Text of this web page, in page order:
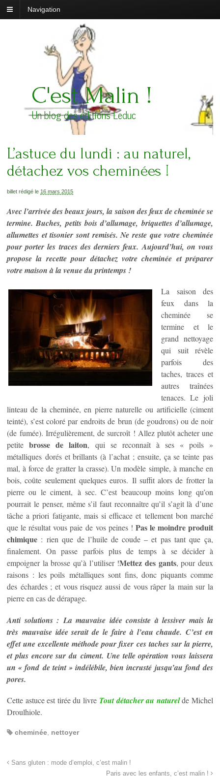
Navigation
C'est Malin !
Un blog des éditions Leduc
L’astuce du lundi : au naturel,
détachez vos cheminées !
billet rédigé le 16 mars 2015
Avec l’arrivée des beaux jours, la saison des feux de cheminée se
termine. Buches, petits bois d’allumage, briquettes d’allumage,
allumettes et tisonier sont remisés. Ne reste que votre cheminée
pour porter les traces des derniers feux. Aujourd’hui, on vous
propose la recette pour détachez votre cheminée et préparer
votre maison à la venue du printemps !
La saison des
feux dans la
cheminée se
termine et le
grand nettoyage
qui suit révèle
parfois des
taches, traces et
autres traînées
tenaces. Le joli
linteau de la cheminée, en pierre naturelle ou artificielle (ciment
teinté), s’est coloré par endroits de brun (de goudrons) ou de noir
(de fumée). Irrégulièrement, de surcroît ! Allez plutôt acheter une
petite brosse de laiton, qui se reconnaît à ses « poils »
métalliques dorés et brillants (à l’achat ; ensuite, ça se teinte pas
mal, à force de gratter la crasse). Un modèle simple, à manche en
bois, coûte seulement quelques euros. Il suffit alors de frotter la
pierre ou le ciment, à sec. C’est beaucoup moins long qu’on
pourrait le penser, même s’il faut reconnaître qu’il s’agit là d’une
tâche a priori fatigante, mais si efficace et tellement bon marché
que le résultat vous paie de vos peines ! Pas le moindre produit
chimique : rien que de l’huile de coude – et pas tant que ça,
finalement. On passe parfois plus de temps à se décider à
empoigner la brosse qu’à l’utiliser !Mettez des gants, pour deux
raisons : les poils métalliques sont fins, donc piquants comme
des échardes ; et vous risquez aussi de vous râper la main sur la
pierre en cas de dérapage.
Anti solutions : La mauvaise idée consiste à lessiver mais la
très mauvaise idée serait de le faire à l’eau chaude. C’est en
effet une excellente méthode pour fixer ces taches sur la pierre,
et plus encore sur du ciment. Une telle opération vous laissera
un « fond de teint » indélébile, bien incrusté jusqu’au fond des
pores.
Cette astuce est tirée du livre Tout détacher au naturelde Michel
Droulhiole.
cheminée nettoyer
Sans gluten : mode d’emploi, c’est malin !
Paris avec les enfants, c’est malin !